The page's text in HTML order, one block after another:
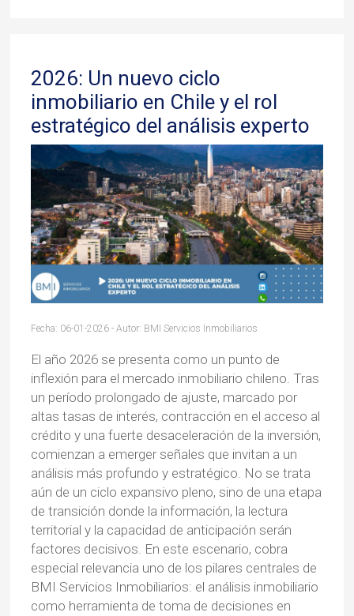
2026: Un nuevo ciclo
inmobiliario en Chile y el rol
estratégico del análisis experto
Fecha: 06-01-2026 - Autor: BMI Servicios Inmobiliarios
El año 2026 se presenta como un punto de
inflexión para el mercado inmobiliario chileno. Tras
un período prolongado de ajuste, marcado por
altas tasas de interés, contracción en el acceso al
crédito y una fuerte desaceleración de la inversión,
comienzan a emerger señales que invitan a un
análisis más profundo y estratégico. No se trata
aún de un ciclo expansivo pleno, sino de una etapa
de transición donde la información, la lectura
territorial y la capacidad de anticipación serán
factores decisivos. En este escenario, cobra
especial relevancia uno de los pilares centrales de
BMI Servicios Inmobiliarios: el análisis inmobiliario
como herramienta de toma de decisiones en